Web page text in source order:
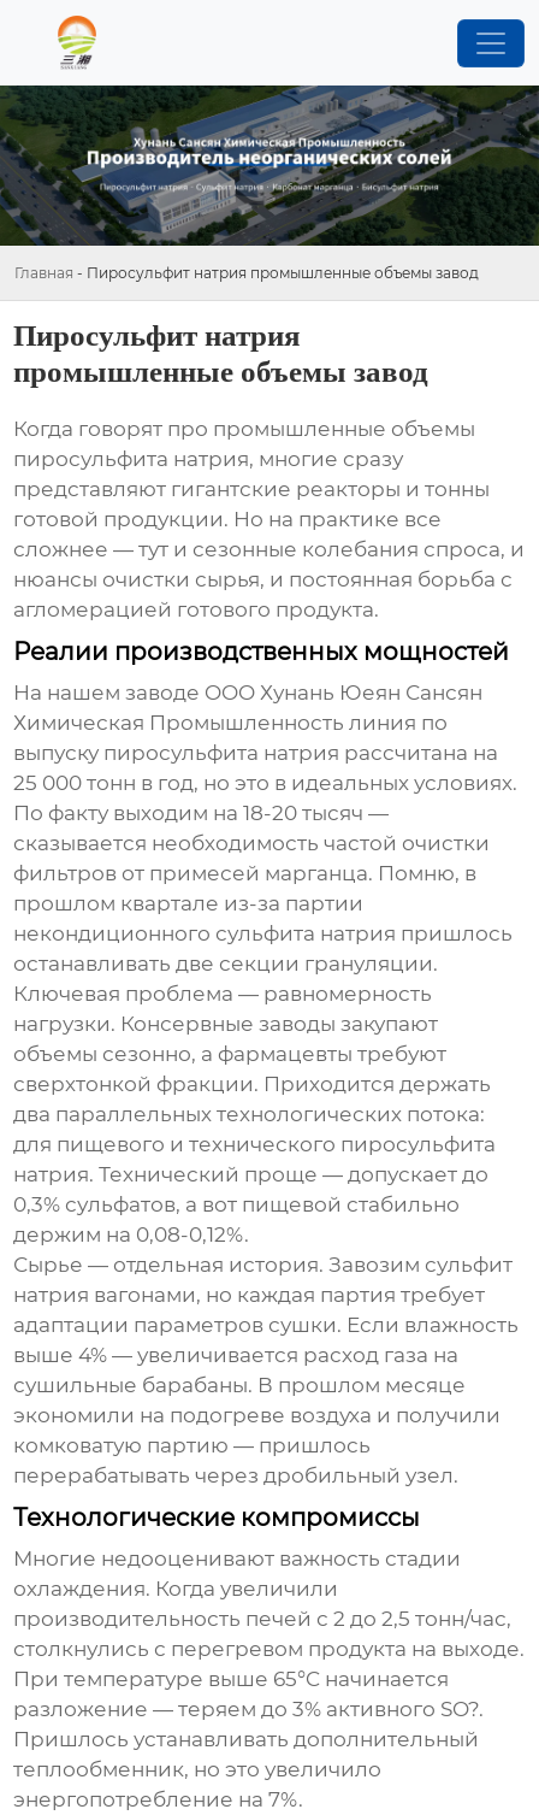
Главная - Пиросульфит натрия промышленные объемы завод
Пиросульфит натрия
промышленные объемы завод
Когда говорят про промышленные объемы
пиросульфита натрия, многие сразу
представляют гигантские реакторы и тонны
готовой продукции. Но на практике все
сложнее — тут и сезонные колебания спроса, и
нюансы очистки сырья, и постоянная борьба с
агломерацией готового продукта.
Реалии производственных мощностей
На нашем заводе OOO Хунань Юеян Сансян
Химическая Промышленность линия по
выпуску пиросульфита натрия рассчитана на
25 000 тонн в год, но это в идеальных условиях.
По факту выходим на 18-20 тысяч —
сказывается необходимость частой очистки
фильтров от примесей марганца. Помню, в
прошлом квартале из-за партии
некондиционного сульфита натрия пришлось
останавливать две секции грануляции.
Ключевая проблема — равномерность
нагрузки. Консервные заводы закупают
объемы сезонно, а фармацевты требуют
сверхтонкой фракции. Приходится держать
два параллельных технологических потока:
для пищевого и технического пиросульфита
натрия. Технический проще — допускает до
0,3% сульфатов, а вот пищевой стабильно
держим на 0,08-0,12%.
Сырье — отдельная история. Завозим сульфит
натрия вагонами, но каждая партия требует
адаптации параметров сушки. Если влажность
выше 4% — увеличивается расход газа на
сушильные барабаны. В прошлом месяце
экономили на подогреве воздуха и получили
комковатую партию — пришлось
перерабатывать через дробильный узел.
Технологические компромиссы
Многие недооценивают важность стадии
охлаждения. Когда увеличили
производительность печей с 2 до 2,5 тонн/час,
столкнулись с перегревом продукта на выходе.
При температуре выше 65°C начинается
разложение — теряем до 3% активного SO?.
Пришлось устанавливать дополнительный
теплообменник, но это увеличило
энергопотребление на 7%.